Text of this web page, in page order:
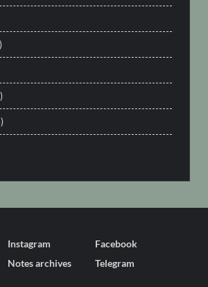
Instagram
Facebook
Notes archives Telegram